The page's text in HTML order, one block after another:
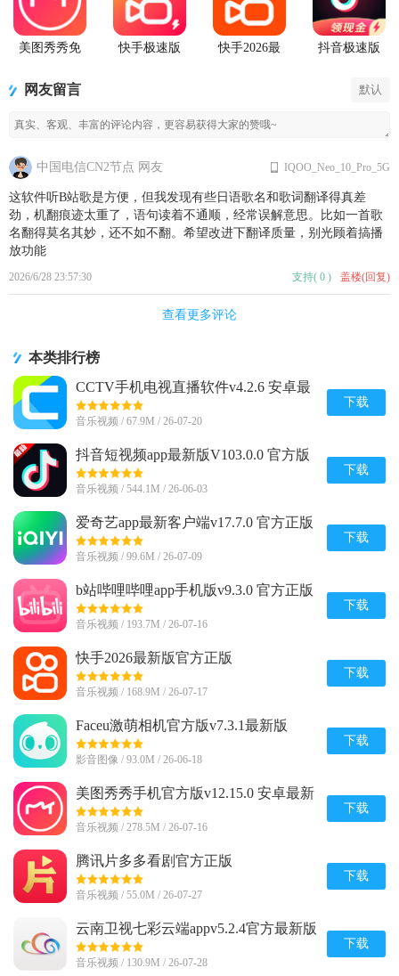
美图秀秀免
快手极速版
快手2026最
抖音极速版
网友留言 默认
中国电信CN2节点 网友
2026/6/28 23:57:30
这软件听B站歌是方便，但我发现有些日语歌名和歌词翻译得真差
劲，机翻痕迹太重了，语句读着不通顺，经常误解意思。比如一首歌
名翻得莫名其妙，还不如不翻。希望改进下翻译质量，别光顾着搞播
放功能
IQOO_Neo_10_Pro_5G
支持( 0 ) 盖楼(回复)
查看更多评论
本类排行榜
CCTV手机电视直播软件v4.2.6 安卓最
新版
音乐视频 / 67.9M / 26-07-20
下载
抖音短视频app最新版V103.0.0 官方版
音乐视频 / 544.1M / 26-06-03
下载
爱奇艺app最新客户端v17.7.0 官方正版
音乐视频 / 99.6M / 26-07-09
下载
b站哔哩哔哩app手机版v9.3.0 官方正版
音乐视频 / 193.7M / 26-07-16
下载
快手2026最新版官方正版
v14.6.20.49153 安卓版
音乐视频 / 168.9M / 26-07-17
下载
Faceu激萌相机官方版v7.3.1最新版
影音图像 / 93.0M / 26-06-18
下载
美图秀秀手机官方版v12.15.0 安卓最新
版
音乐视频 / 278.5M / 26-07-16
下载
腾讯片多多看剧官方正版
appv3.23.0.25751官方最新版
音乐视频 / 55.0M / 26-07-27
下载
云南卫视七彩云端appv5.2.4官方最新版
音乐视频 / 130.9M / 26-07-28
下载